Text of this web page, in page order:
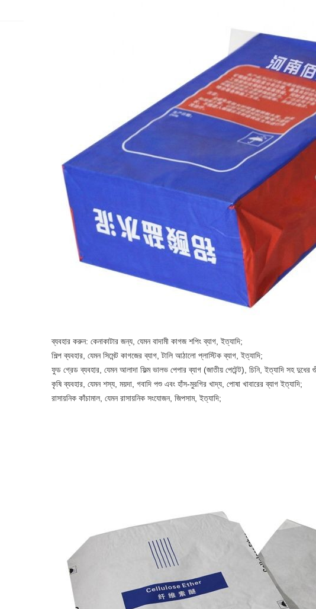
ব্যবহার করুন: কেনাকাটার জন্য, যেমন বাদামী কাগজ শপিং ব্যাগ, ইত্যাদি;
শিল্প ব্যবহার, যেমন সিমেন্ট কাগজের ব্যাগ, টালি আঠালো প্লাস্টিক ব্যাগ, ইত্যাদি;
ফুড গ্রেড ব্যবহার, যেমন আলাদা ফিল্ম ভালভ পেপার ব্যাগ (জাতীয় পেটেন্ট), চিনি, ইত্যাদি সহ দুধের
কৃষি ব্যবহার, যেমন শস্য, ময়দা, গবাদি পশু এবং হাঁস-মুরগির খাদ্য, পোষা খাবারের ব্যাগ ইত্যাদি;
রাসায়নিক কাঁচামাল, যেমন রাসায়নিক সংযোজন, জিপসাম, ইত্যাদি;